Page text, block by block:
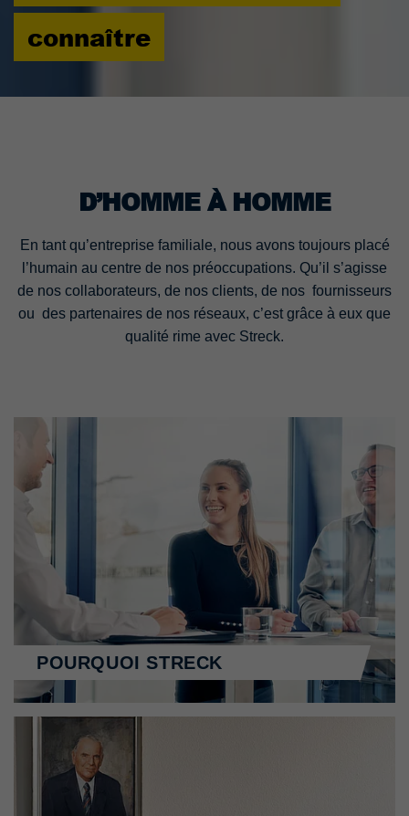
connaître
D’HOMME À HOMME
En tant qu’entreprise familiale, nous avons toujours placé
l’humain au centre de nos préoccupations. Qu’il s’agisse
de nos collaborateurs, de nos clients, de nos fournisseurs
ou des partenaires de nos réseaux, c’est grâce à eux que
qualité rime avec Streck.
POURQUOI STRECK